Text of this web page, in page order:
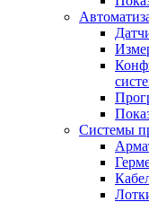
Системы